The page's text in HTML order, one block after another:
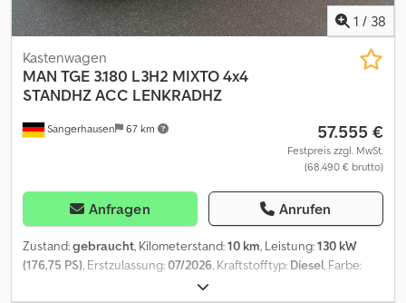
1 / 38
Sangerhausen 67 km
Kastenwagen
MAN TGE 3.180 L3H2 MIXTO 4x4
STANDHZ ACC LENKRADHZ
57.555 €
Festpreis zzgl. MwSt.
(68.490 € brutto)
Anfragen Anrufen
Zustand:gebraucht, Kilometerstand:10 km, Leistung:130 kW
(176,75 PS) , Erstzulassung:07/2026 , Kraftstofftyp: Diesel , Farbe:
Automatisch